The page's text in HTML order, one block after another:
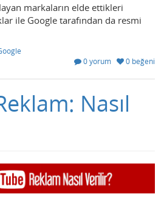
markaların elde ettikleri
ile Google tarafından da resmi
0 yorum
0 beğeni
Nasıl